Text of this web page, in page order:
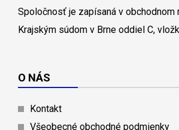
Spoločnosť je zapísaná v
Krajským súdom v Brne oddiel C,
O NÁS
Kontakt
Všeobecné obchodné podmienky